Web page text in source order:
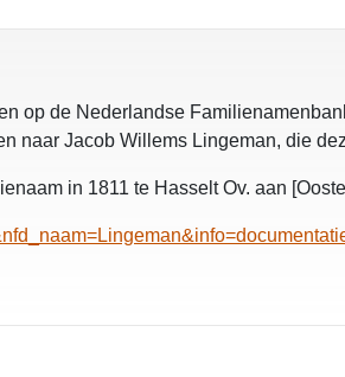
op de Nederlandse
naar Jacob Willems Lingeman, die
in 1811 te Hasselt Ov. aan